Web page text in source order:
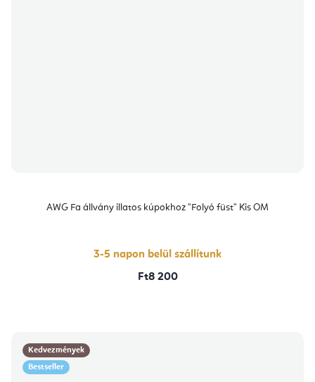
AWG Fa állvány illatos kúpokhoz "Folyó füst" Kis OM
3-5 napon belül szállítunk
Ft8 200
Kedvezmények
Bestseller